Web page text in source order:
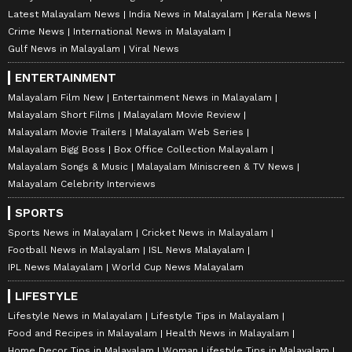
Malayalam News
Breaking Malayalam News
Latest Malayalam News
India News in Malayalam
Crime News
International News in Malayalam
Gulf News in Malayalam
Viral News
Malayalam Film New
Entertainment News in Malayalam
Malayalam Short Films
Malayalam Movie Review
Malayalam Movie Trailers
Malayalam Web Series
Malayalam Bigg Boss
Box Office Collection Malayalam
Malayalam Songs & Music
Malayalam Celebrity Interviews
Sports News in Malayalam
Cricket News in Malayalam
Football News in Malayalam
ISL News Malayalam
IPL News Malayalam
World Cup News Malayalam
Lifestyle News in Malayalam
Lifestyle Tips in Malayalam
Food and Recipes in Malayalam
Health News in Malayalam